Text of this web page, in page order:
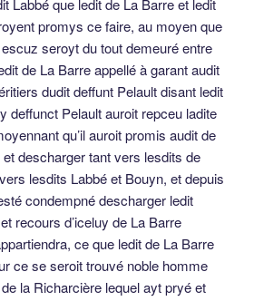
Labbé que ledit de La Barre et ledit
promys ce faire, au moyen que
seroyt du tout demeuré entre
de La Barre appellé à garant audit
dudit deffunt Pelault disant ledit
deffunct Pelault auroit repceu ladite
qu’il auroit promis audit de
et descharger tant vers lesdits de
vers lesdits Labbé et Bouyn, et depuis
condempné descharger ledit
recours d’iceluy de La Barre
ce que ledit de La Barre
ce se seroit trouvé noble homme
la Richarcière lequel ayt pryé et